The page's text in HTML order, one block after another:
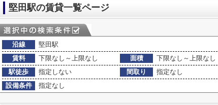
堅田駅の賃貸一覧ページ
沿線
堅田駅
賃料
下限なし～上限なし 面積 下限なし～上限なし
駅徒歩
指定しない 間取り
指定なし
設備条件
指定なし